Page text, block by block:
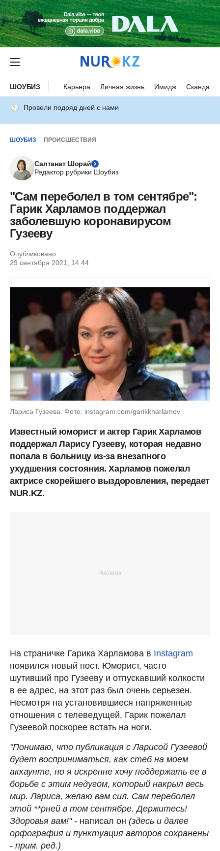
ШОУБИЗ Карьера Личная жизнь Имидж Скандалы
Провели подряд дней с нами
ШОУБИЗ ПРОИСШЕСТВИЯ
Салтанат Шорай
Редактор рубрики Шоубиз
"Сам переболел в том сентябре":
Гарик Харламов поддержал
заболевшую коронавирусом
Гузееву
Опубликовано:
29 сентября 2021, 14:44
Лариса Гузеева. Фото: instagram.com/garikkharlamov
Известный юморист и актер Гарик Харламов
поддержал Ларису Гузееву, которая недавно
попала в больницу из-за внезапного
ухудшения состояния. Харламов пожелал
актрисе скорейшего выздоровления, передает
NUR.KZ.
На страничке Гарика Харламова в Instagram
появился новый пост. Юморист, часто
шутивший про Гузееву и отпускавший колкости
в ее адрес, на этот раз был очень серьезен.
Несмотря на установившиеся напряженные
отношения с телеведущей, Гарик пожелал
Гузеевой поскорее встать на ноги.
"Понимаю, что публикация с Ларисой Гузеевой
будет восприниматься, как стеб на моем
аккаунте, но я искренне хочу поддержать ее в
борьбе с этим недугом, который накрыл весь
мир. Лариса, желаю вам сил. Сам переболел
этой **рней в том сентябре. Держитесь!
Здоровья вам!" - написал он (здесь и далее
орфография и пунктуация авторов сохранены
- прим. ред.)